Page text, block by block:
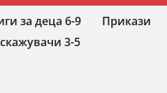
за деца 6-9
Прикази
3-5